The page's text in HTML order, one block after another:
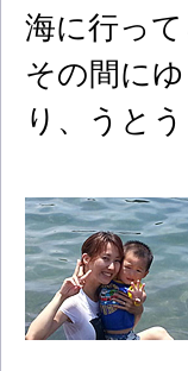
海に行っ
その間に
り、うと